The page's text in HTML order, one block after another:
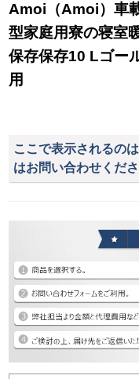
Amoi（Amoi）車
型家庭用寮の寝室
保存保存10 Lゴー
用
ここで表示されるの
はお問い合わせくださ